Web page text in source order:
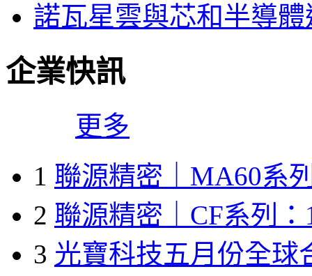
諾瓦星雲與芯和半導
企業快訊
更多
1 聯源精密｜MA60系
2 聯源精密｜CF系列：
3 光寶科技五月份全球